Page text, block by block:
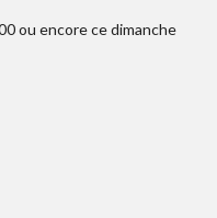
ou encore ce dimanche